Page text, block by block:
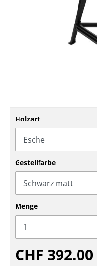
Bänke & Liegen
Bürodrehstühle
Konferenzstühle
Bürosessel
... alle Sitzmöbel
Esstische
Holzart
Gestellfarbe
Menge
CHF 392.00